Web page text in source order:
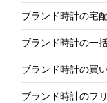
ブランド時計の宅
ブランド時計の一
ブランド時計の買
ブランド時計のフ